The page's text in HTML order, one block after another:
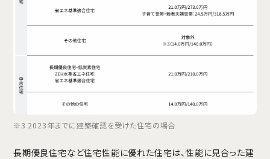
※3 2023年までに建築確認を受けた住宅の場合
長期優良住宅など住宅性能に優れた住宅は、性能に見合った建